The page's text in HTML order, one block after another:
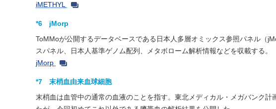
iMETHYL
*6 jMorp
ToMMoが公開するデータベースである日本人多層オミックス参照パネル（
スパネル、日本人基準ゲノム配列、メタボローム解析情報などを収載する。
jMorp
*7 末梢血由来血球細胞
末梢血は血管中の通常の血液のことを指す。東北メディカル・メガバンク